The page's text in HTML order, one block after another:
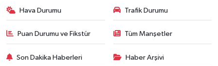
Hava Durumu Trafik Durumu
Puan Durumu ve Fikstür Tüm Manşetler
Son Dakika Haberleri Haber Arşivi